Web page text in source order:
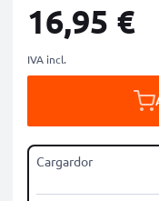
16,95 €
IVA incl.
Cargardor